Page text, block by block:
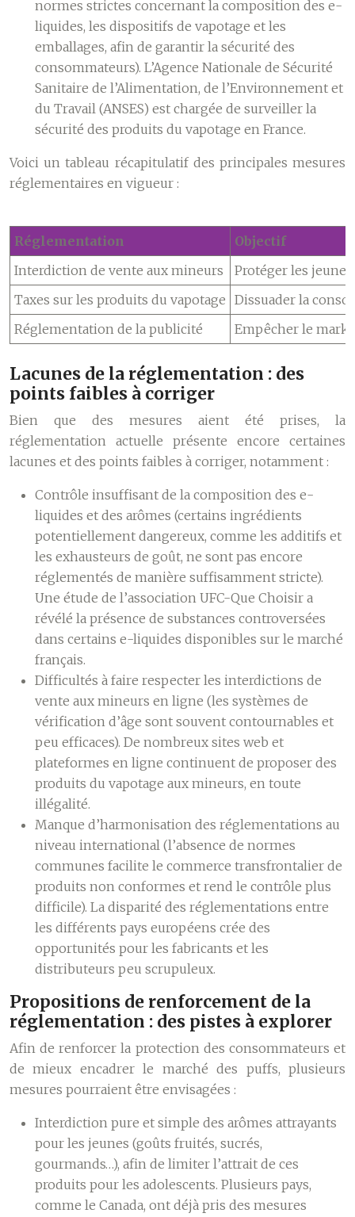
normes strictes concernant la composition des e-
liquides, les dispositifs de vapotage et les
emballages, afin de garantir la sécurité des
consommateurs). L’Agence Nationale de Sécurité
Sanitaire de l’Alimentation, de l’Environnement et
du Travail (ANSES) est chargée de surveiller la
sécurité des produits du vapotage en France.
Voici un tableau récapitulatif des principales mesures
réglementaires en vigueur :
Réglementation
Objectif
Interdiction de vente aux mineurs
Protéger les
Taxes sur les produits du vapotage Dissuader la
Réglementation de la publicité
Empêcher le
Lacunes de la réglementation : des
points faibles à corriger
Bien que des mesures aient été prises, la
réglementation actuelle présente encore certaines
lacunes et des points faibles à corriger, notamment :
Contrôle insuffisant de la composition des e-
liquides et des arômes (certains ingrédients
potentiellement dangereux, comme les additifs et
les exhausteurs de goût, ne sont pas encore
réglementés de manière suffisamment stricte).
Une étude de l’association UFC-Que Choisir a
révélé la présence de substances controversées
dans certains e-liquides disponibles sur le marché
français.
Difficultés à faire respecter les interdictions de
vente aux mineurs en ligne (les systèmes de
vérification d’âge sont souvent contournables et
peu efficaces). De nombreux sites web et
plateformes en ligne continuent de proposer des
produits du vapotage aux mineurs, en toute
illégalité.
Manque d’harmonisation des réglementations au
niveau international (l’absence de normes
communes facilite le commerce transfrontalier de
produits non conformes et rend le contrôle plus
difficile). La disparité des réglementations entre
les différents pays européens crée des
opportunités pour les fabricants et les
distributeurs peu scrupuleux.
Propositions de renforcement de la
réglementation : des pistes à explorer
Afin de renforcer la protection des consommateurs et
de mieux encadrer le marché des puffs, plusieurs
mesures pourraient être envisagées :
Interdiction pure et simple des arômes attrayants
pour les jeunes (goûts fruités, sucrés,
gourmands…), afin de limiter l’attrait de ces
produits pour les adolescents. Plusieurs pays,
comme le Canada, ont déjà pris des mesures